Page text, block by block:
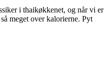
i thaikøkkenet, og når vi er
meget over kalorierne. Pyt